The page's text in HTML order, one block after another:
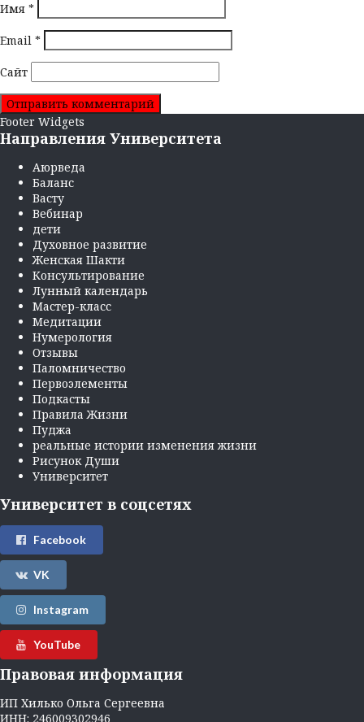
Имя *
Email *
Сайт
Footer Widgets
Направления Университета
Аюрведа
Баланс
Васту
Вебинар
дети
Духовное развитие
Женская Шакти
Консультирование
Лунный календарь
Мастер-класс
Медитации
Нумерология
Отзывы
Паломничество
Первоэлементы
Подкасты
Правила Жизни
Пуджа
реальные истории изменения жизни
Рисунок Души
Университет
Университет в соцсетях
Facebook
VK
Instagram
YouTube
Правовая информация
ИП Хилько Ольга Сергеевна
ИНН: 246009302946